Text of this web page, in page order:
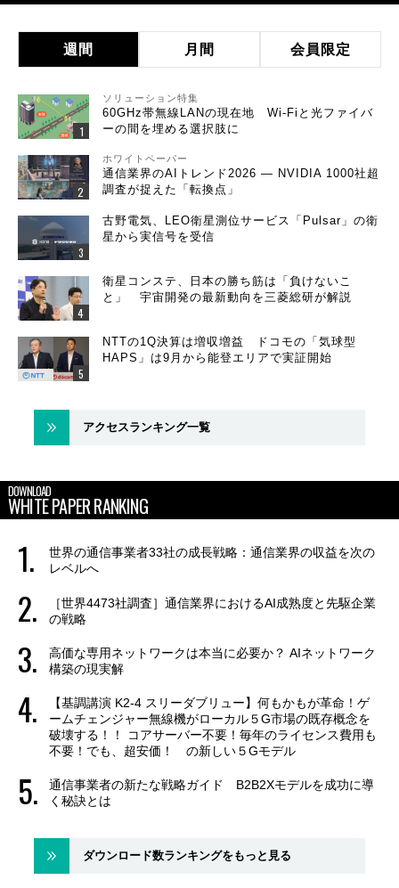
週間 月間 会員限定
ソリューション特集
60GHz帯無線LANの現在地 Wi-Fiと光ファイバ
ーの間を埋める選択肢に
ホワイトペーパー
通信業界のAIトレンド2026 ― NVIDIA 1000社超
調査が捉えた「転換点」
古野電気、LEO衛星測位サービス「Pulsar」の衛
星から実信号を受信
衛星コンステ、日本の勝ち筋は「負けないこ
と」 宇宙開発の最新動向を三菱総研が解説
NTTの1Q決算は増収増益 ドコモの「気球型
HAPS」は9月から能登エリアで実証開始
アクセスランキング一覧
DOWNLOAD
WHITE PAPER RANKING
世界の通信事業者33社の成長戦略：通信業界の収益を次の
レベルへ
［世界4473社調査］通信業界におけるAI成熟度と先駆企業
の戦略
高価な専用ネットワークは本当に必要か？ AIネットワーク
構築の現実解
【基調講演 K2-4 スリーダブリュー】何もかもが革命！ゲ
ームチェンジャー無線機がローカル５G市場の既存概念を
破壊する！！ コアサーバー不要！毎年のライセンス費用も
不要！でも、超安価！ の新しい５Gモデル
通信事業者の新たな戦略ガイド B2B2Xモデルを成功に導
く秘訣とは
ダウンロード数ランキングをもっと見る